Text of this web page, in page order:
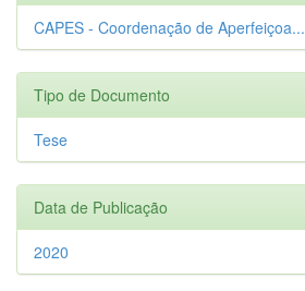
CAPES - Coordenação de Aperfeiçoa...
Tipo de Documento
Tese
Data de Publicação
2020